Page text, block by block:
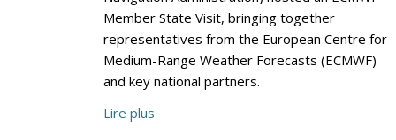
Member State Visit, bringing together
representatives from the European Centre for
Medium-Range Weather Forecasts (ECMWF)
and key national partners.
Lire plus